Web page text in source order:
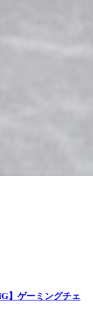
アウトドアを
】ゲーミングチェ